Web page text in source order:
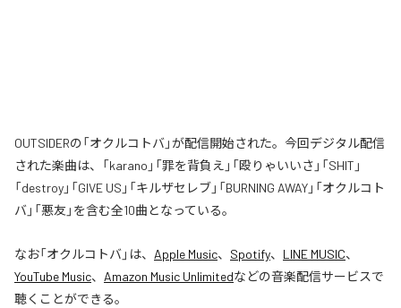
OUTSIDERの「オクルコトバ」が配信開始された。今回デジタル配信
された楽曲は、「karano」「罪を背負え」「殴りゃいいさ」「SHIT」
「destroy」「GIVE US」「キルザセレブ」「BURNING AWAY」「オクルコト
バ」「悪友」を含む全10曲となっている。
なお「オクルコトバ」は、 Apple Music、 Spotify、 LINE MUSIC、
YouTube Music、 Amazon Music Unlimitedなどの音楽配信サービスで
聴くことができる。